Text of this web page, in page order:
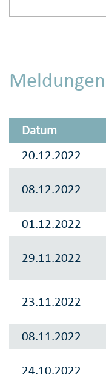
Meldungen
Datum
20.12.2022
08.12.2022
01.12.2022
29.11.2022
23.11.2022
08.11.2022
24.10.2022